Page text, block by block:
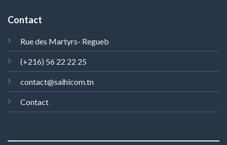
Contact
Rue des Martyrs- Regueb
(+216) 56 22 22 25
contact@salhicom.tn
Contact